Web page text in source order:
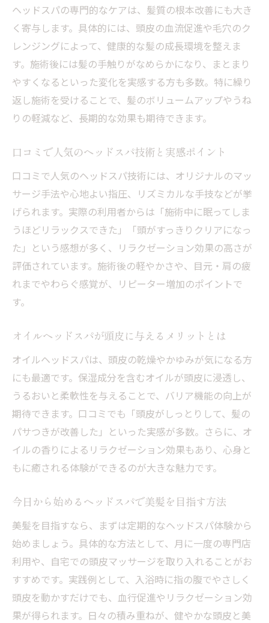
ヘッドスパの専門的なケアは、髪質の根本改善にも大き
く寄与します。具体的には、頭皮の血流促進や毛穴のク
レンジングによって、健康的な髪の成長環境を整えま
す。施術後には髪の手触りがなめらかになり、まとまり
やすくなるといった変化を実感する方も多数。特に繰り
返し施術を受けることで、髪のボリュームアップやうね
りの軽減など、長期的な効果も期待できます。
口コミで人気のヘッドスパ技術と実感ポイント
口コミで人気のヘッドスパ技術には、オリジナルのマッ
サージ手法や心地よい指圧、リズミカルな手技などが挙
げられます。実際の利用者からは「施術中に眠ってしま
うほどリラックスできた」「頭がすっきりクリアになっ
た」という感想が多く、リラクゼーション効果の高さが
評価されています。施術後の軽やかさや、目元・肩の疲
れまでやわらぐ感覚が、リピーター増加のポイントで
す。
オイルヘッドスパが頭皮に与えるメリットとは
オイルヘッドスパは、頭皮の乾燥やかゆみが気になる方
にも最適です。保湿成分を含むオイルが頭皮に浸透し、
うるおいと柔軟性を与えることで、バリア機能の向上が
期待できます。口コミでも「頭皮がしっとりして、髪の
パサつきが改善した」といった実感が多数。さらに、オ
イルの香りによるリラクゼーション効果もあり、心身と
もに癒される体験ができるのが大きな魅力です。
今日から始めるヘッドスパで美髪を目指す方法
美髪を目指すなら、まずは定期的なヘッドスパ体験から
始めましょう。具体的な方法として、月に一度の専門店
利用や、自宅での頭皮マッサージを取り入れることがお
すすめです。実践例として、入浴時に指の腹でやさしく
頭皮を動かすだけでも、血行促進やリラクゼーション効
果が得られます。日々の積み重ねが、健やかな頭皮と美